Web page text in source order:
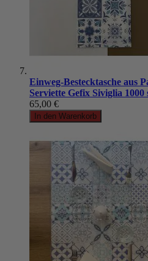
Einweg-Bestecktasche aus
Serviette Gefix Siviglia 1000
65,00 €
In den Warenkorb